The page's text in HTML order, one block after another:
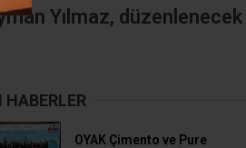
Yılmaz, düzenlenecek
HABERLER
OYAK Çimento ve Pure